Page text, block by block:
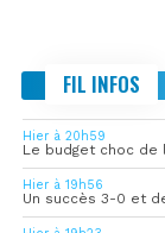
FIL INFOS
Hier à 20h59
Le budget choc de
Hier à 19h56
Un succès 3-0 et